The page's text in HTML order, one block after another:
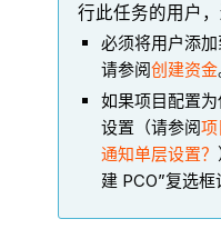
行此任务的用户
必须将用户添加
请参阅创建资金
如果项目配置
设置（请参阅
通知单层设置？
建 PCO”复选